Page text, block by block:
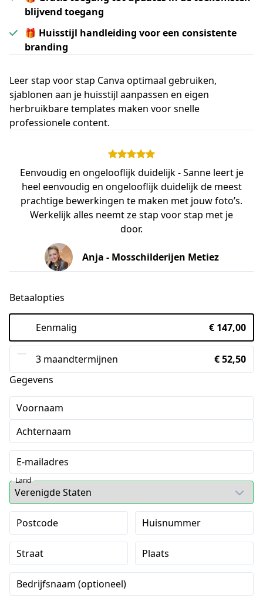
blijvend toegang
🎁 Huisstijl handleiding voor een consistente
branding
Leer stap voor stap Canva optimaal gebruiken,
sjablonen aan je huisstijl aanpassen en eigen
herbruikbare templates maken voor snelle
professionele content.
Eenvoudig en ongelooflijk duidelijk - Sanne leert je
heel eenvoudig en ongelooflijk duidelijk de meest
prachtige bewerkingen te maken met jouw foto’s.
Werkelijk alles neemt ze stap voor stap met je
door.
Anja - Mosschilderijen Metiez
Betaalopties
Eenmalig € 147,00
3 maandtermijnen
€ 52,50
Gegevens
Voornaam
Achternaam
E-mailadres
Land
Postcode Huisnummer
Straat Plaats
Bedrijfsnaam (optioneel)